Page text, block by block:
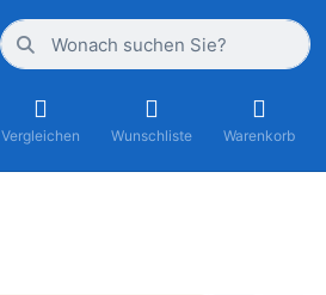
Vergleichen Wunschliste Warenkorb